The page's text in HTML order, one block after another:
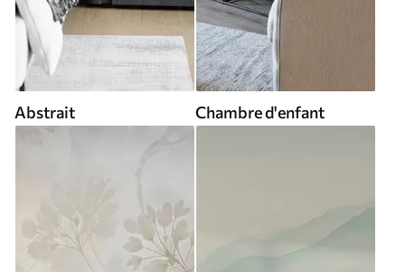
Abstrait Chambre d'enfant